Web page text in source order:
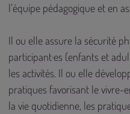
l’équipe pédagogique et en
Il ou elle assure la sécurité
participant·es (enfants et
les activités. Il ou elle
pratiques favorisant le vivre-
la vie quotidienne, les